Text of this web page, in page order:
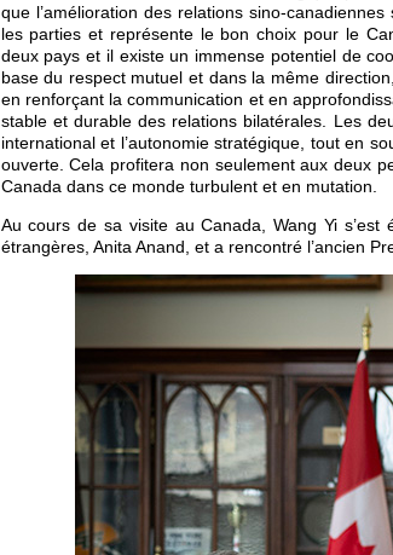
que l’amélioration des relations sino-
les parties et représente le bon choix pour le
deux pays et il existe un immense potentiel de
base du respect mutuel et dans la même
en renforçant la communication et en
stable et durable des relations bilatérales. Les
international et l’autonomie stratégique, tout en
ouverte. Cela profitera non seulement aux deux
Canada dans ce monde turbulent et en mutation.
Au cours de sa visite au Canada, Wang Yi
étrangères, Anita Anand, et a rencontré l’ancien